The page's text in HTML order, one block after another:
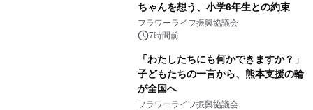
ちゃんを想う、小学6年生との約束
フラワーライフ振興協議会
7時間前
「わたしたちにも何かできますか？」
子どもたちの一言から、熊本支援の輪
が全国へ
フラワーライフ振興協議会